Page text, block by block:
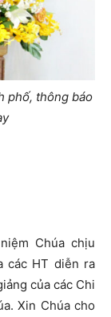
phố, thông báo
Chúa chịu
các HT diễn ra
của các Chi
Xin Chúa cho